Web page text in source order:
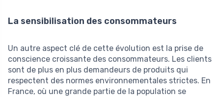
La sensibilisation des consommateurs
Un autre aspect clé de cette évolution est la prise de
conscience croissante des consommateurs. Les clients
sont de plus en plus demandeurs de produits qui
respectent des normes environnementales strictes. En
France, où une grande partie de la population se